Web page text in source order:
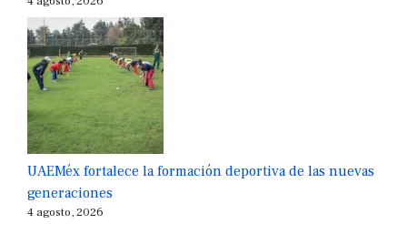
UAEMéx fortalece la formación deportiva de las nuevas
generaciones
4 agosto, 2026